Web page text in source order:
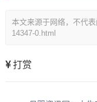
本文来源于网络，不代
14347-0.html
打赏